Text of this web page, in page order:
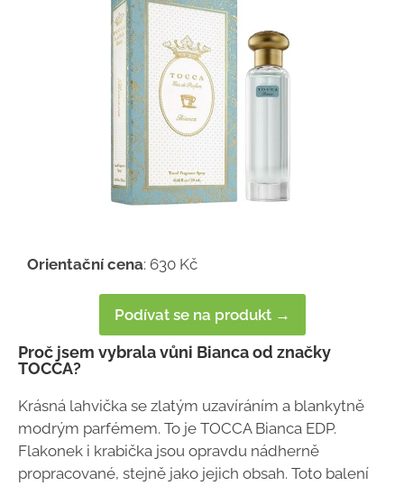
Orientační cena: 630 Kč
Podívat se na produkt →
Proč jsem vybrala vůni Bianca od značky
TOCCA?
Krásná lahvička se zlatým uzavíráním a blankytně
modrým parfémem. To je TOCCA Bianca EDP.
Flakonek i krabička jsou opravdu nádherně
propracované, stejně jako jejich obsah. Toto balení